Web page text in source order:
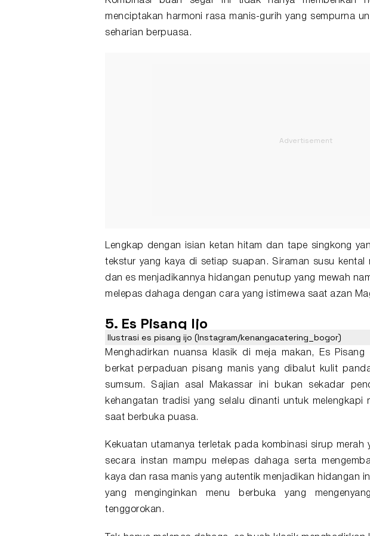
menciptakan harmoni rasa manis-gurih yang sempurna
seharian berpuasa.
Lengkap dengan isian ketan hitam dan tape singkong
tekstur yang kaya di setiap suapan. Siraman susu
dan es menjadikannya hidangan penutup yang mewah
melepas dahaga dengan cara yang istimewa saat azan
5. Es Pisang Ijo
Ilustrasi es pisang ijo (Instagram/kenangacatering_bogor)
Menghadirkan nuansa klasik di meja makan, Es
berkat perpaduan pisang manis yang dibalut kulit
sumsum. Sajian asal Makassar ini bukan sekadar
kehangatan tradisi yang selalu dinanti untuk melengkapi
saat berbuka puasa.
Kekuatan utamanya terletak pada kombinasi sirup merah
secara instan mampu melepas dahaga serta
kaya dan rasa manis yang autentik menjadikan hidangan
yang menginginkan menu berbuka yang
tenggorokan.